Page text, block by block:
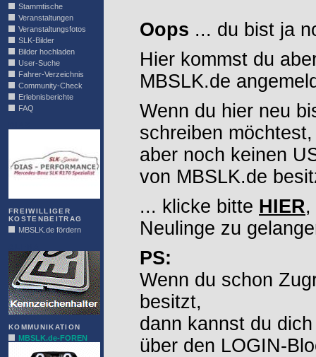
Stammtische
Veranstaltungen
Veranstaltungsfotos
SLK-Bilder
Bilder hochladen
User-Suche
Fahrer-Verzeichnis
Community-Check
Erlebnisberichte
FAQ
FREIWILLIGER
KOSTENBEITRAG
MBSLK.de fördern
KOMMUNIKATION
MBSLK.de-FOREN
Oops ... du bist ja
Hier kommst du
MBSLK.de
Wenn du hier neu
schreiben möchtest,
aber noch keinen
von MBSLK.de
... klicke bitte HIER,
Neulinge zu
PS:
Wenn du schon
besitzt,
dann kannst du
über den LOGIN-